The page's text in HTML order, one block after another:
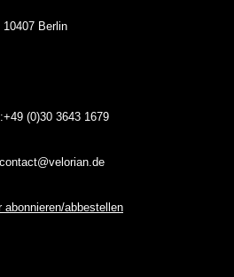
10407 Berlin
(0)3036431679
abonnieren/abbestellen